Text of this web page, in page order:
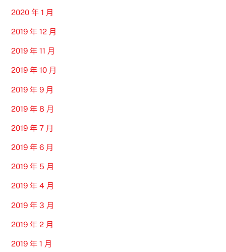
2020 年 1 月
2019 年 12 月
2019 年 11 月
2019 年 10 月
2019 年 9 月
2019 年 8 月
2019 年 7 月
2019 年 6 月
2019 年 5 月
2019 年 4 月
2019 年 3 月
2019 年 2 月
2019 年 1 月